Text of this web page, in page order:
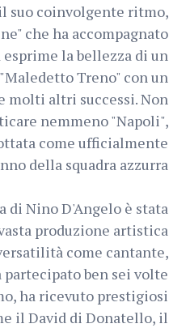
suo coinvolgente ritmo,
che ha accompagnato
la bellezza di un
Treno" con un
molti altri successi. Non
nemmeno "Napoli",
come ufficialmente
della squadra azzurra.
di Nino D'Angelo è stata
produzione artistica
come cantante,
partecipato ben sei volte
ha ricevuto prestigiosi
il David di Donatello, il